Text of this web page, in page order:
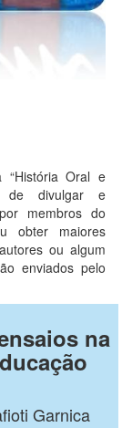
Oral e
de divulgar e
membros do
obter maiores
ou algum
enviados pelo
na
Garnica